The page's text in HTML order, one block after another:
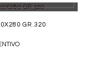
GR.320